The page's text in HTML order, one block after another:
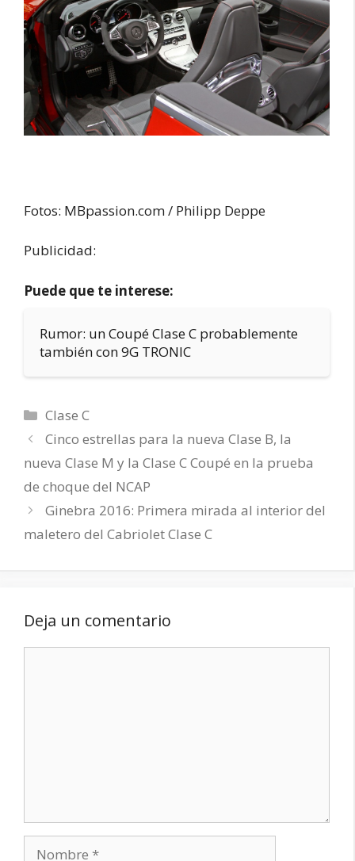
Fotos: MBpassion.com / Philipp Deppe
Publicidad:
Puede que te interese:
Rumor: un Coupé Clase C probablemente
también con 9G TRONIC
Categorías
Clase C
Cinco estrellas para la nueva Clase B, la
nueva Clase M y la Clase C Coupé en la prueba
de choque del NCAP
Ginebra 2016: Primera mirada al interior del
maletero del Cabriolet Clase C
Deja un comentario